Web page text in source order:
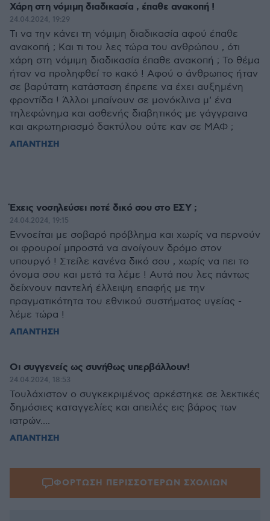
Χάρη στη νόμιμη διαδικασία , έπαθε ανακοπή !
24.04.2024, 19:29
Τι να την κάνει τη νόμιμη διαδικασία αφού έπαθε
ανακοπή ; Και τι του λες τώρα του ανθρώπου , ότι
χάρη στη νόμιμη διαδικασία έπαθε ανακοπή ; Το θέμα
ήταν να προληφθεί το κακό ! Αφού ο άνθρωπος ήταν
σε βαρύτατη κατάσταση έπρεπε να έχει αυξημένη
φροντίδα ! Άλλοι μπαίνουν σε μονόκλινα μ’ ένα
τηλεφώνημα και ασθενής διαβητικός με γάγγραινα
και ακρωτηριασμό δακτύλου ούτε καν σε ΜΑΦ ;
ΑΠΑΝΤΗΣΗ
Έχεις νοσηλεύσει ποτέ δικό σου στο ΕΣΥ ;
24.04.2024, 19:15
Εννοείται με σοβαρό πρόβλημα και χωρίς να περνούν
οι φρουροί μπροστά να ανοίγουν δρόμο στον
υπουργό ! Στείλε κανένα δικό σου , χωρίς να πει το
όνομα σου και μετά τα λέμε ! Αυτά που λες πάντως
δείχνουν παντελή έλλειψη επαφής με την
πραγματικότητα του εθνικού συστήματος υγείας -
λέμε τώρα !
ΑΠΑΝΤΗΣΗ
Οι συγγενείς ως συνήθως υπερβάλλουν!
24.04.2024, 18:53
Τουλάχιστον ο συγκεκριμένος αρκέστηκε σε λεκτικές
δημόσιες καταγγελίες και απειλές εις βάρος των
ιατρών....
ΑΠΑΝΤΗΣΗ
ΦΟΡΤΩΣΗ ΠΕΡΙΣΣΟΤΕΡΩΝ ΣΧΟΛΙΩΝ